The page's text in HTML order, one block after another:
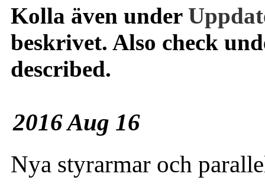
Kolla även under
beskrivet. Also check
described.
2016 Aug 16
Nya styrarmar och